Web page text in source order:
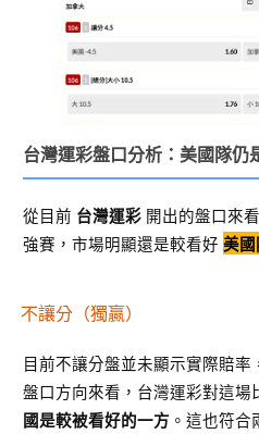
台灣運彩盤口分析：美國隊仍
從目前 台灣運彩 開出的盤口來
強賽，市場明顯還是較看好美
不讓分（獨贏）
目前不讓分盤並未顯示實際賠
盤口方向來看，台灣運彩對這
國是較被看好的一方 。這也符